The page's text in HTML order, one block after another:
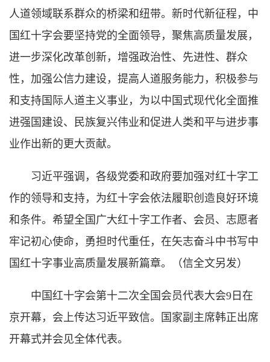
人道领域联系群众的桥梁和纽带。新时代新征程，中
国红十字会要坚持党的全面领导，聚焦高质量发展，
进一步深化改革创新，增强政治性、先进性、群众
性，加强公信力建设，提高人道服务能力，积极参与
和支持国际人道主义事业，为以中国式现代化全面推
进强国建设、民族复兴伟业和促进人类和平与进步事
业作出新的更大贡献。
习近平强调，各级党委和政府要加强对红十字工
作的领导和支持，为红十字会依法履职创造良好环境
和条件。希望全国广大红十字工作者、会员、志愿者
牢记初心使命，勇担时代重任，在矢志奋斗中书写中
国红十字事业高质量发展新篇章。（信全文另发）
中国红十字会第十二次全国会员代表大会9日在
京开幕，会上传达习近平致信。国家副主席韩正出席
开幕式并会见全体代表。